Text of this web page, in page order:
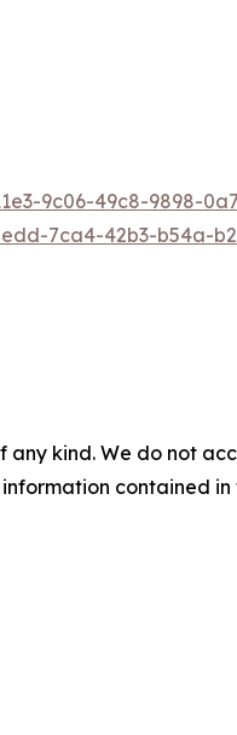
9c06-49c8-9898-
7ca4-42b3-b54a-
kind. We do not
contained